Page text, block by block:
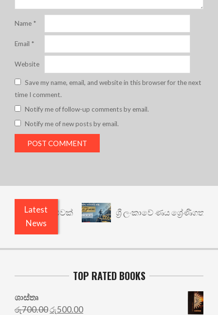
Name *
Email *
Website
Save my name, email, and website in this browser for the next
time I comment.
Notify me of follow-up comments by email.
Notify me of new posts by email.
Latest
News
ශ්‍රී ලංකාවේ ණය ශ්‍රේණිගත කිරීම:
TOP RATED BOOKS
ශාස්තෘ
රු700.00Original
රු500.00Current